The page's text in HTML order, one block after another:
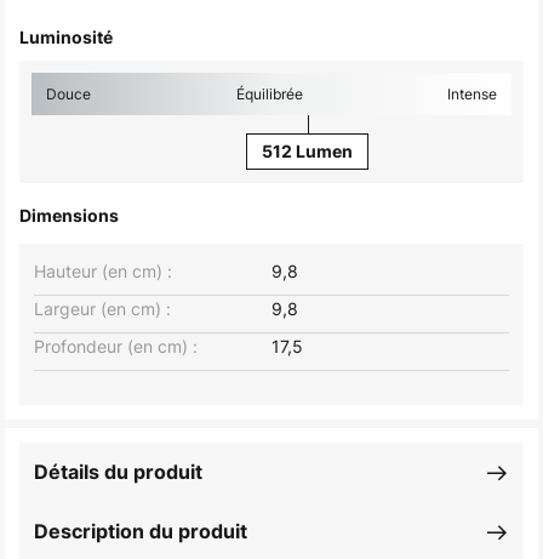
Luminosité
Douce Équilibrée Intense
512 Lumen
Dimensions
Largeur (en cm) : 9,8
Hauteur (en cm) : 9,8
Profondeur (en cm) : 17,5
Description du produit
Détails du produit